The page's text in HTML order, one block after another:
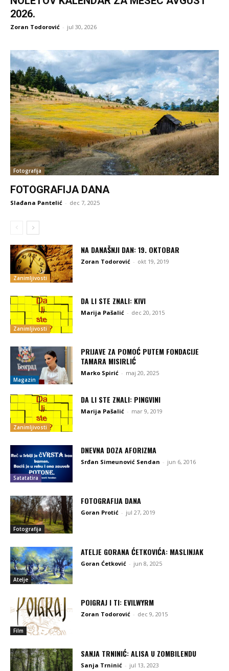
2026.
Zoran Todorović - jul 30, 2026
Fotografija
FOTOGRAFIJA DANA
Slađana Pantelić - dec 7, 2025
Zanimljivosti
NA DANAŠNJI DAN: 19. OKTOBAR
Zoran Todorović - okt 19, 2019
Zanimljivosti
DA LI STE ZNALI: KIVI
Marija Pašalić - dec 20, 2015
Magazin
PRIJAVE ZA POMOĆ PUTEM FONDACIJE
TAMARA MISIRLIĆ
Marko Spirić - maj 20, 2025
Zanimljivosti
DA LI STE ZNALI: PINGVINI
Marija Pašalić - mar 9, 2019
Satatatira
DNEVNA DOZA AFORIZMA
Srđan Simeunović Sendan - jun 6, 2016
Fotografija
FOTOGRAFIJA DANA
Goran Protić - jul 27, 2019
Atelje
ATELJE GORANA ĆETKOVIĆA: MASLINJAK
Goran Ćetković - jun 8, 2025
Film
POIGRAJ I TI: EVILWYRM
Zoran Todorović - dec 9, 2015
SANJA TRNINIĆ: ALISA U ZOMBILENDU
Sanja Trninić - jul 13, 2023